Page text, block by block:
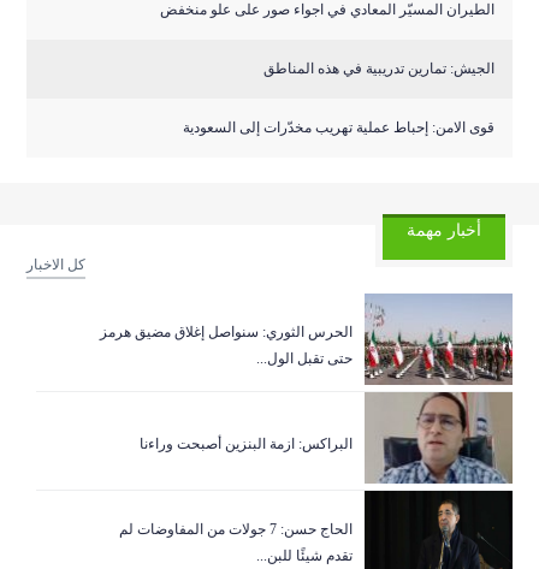
الطيران المسيّر المعادي في اجواء صور على علو منخفض
الجيش: تمارين تدريبية في هذه المناطق
قوى الامن: إحباط عملية تهريب مخدّرات إلى السعودية
أخبار مهمة
كل الاخبار
الحرس الثوري: سنواصل إغلاق مضيق هرمز
حتى تقبل الول...
البراكس: ازمة البنزين أصبحت وراءنا
الحاج حسن: 7 جولات من المفاوضات لم
تقدم شيئًا للبن...